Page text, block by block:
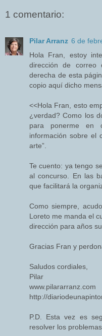
1 comentario:
Pilar Arranz 6 de
Hola Fran, estoy
dirección de correo
derecha de esta
copio aquí dicho
<<Hola Fran, esto
¿verdad? Como los
para ponerme en
información sobre el
arte”.
Te cuento: ya tengo
al concurso. En las
que facilitará la
Como siempre,
Loreto me manda el
dirección para años
Gracias Fran y
Saludos cordiales,
Pilar
www.pilararranz.com
http://
P.D. Esta vez es
resolver los